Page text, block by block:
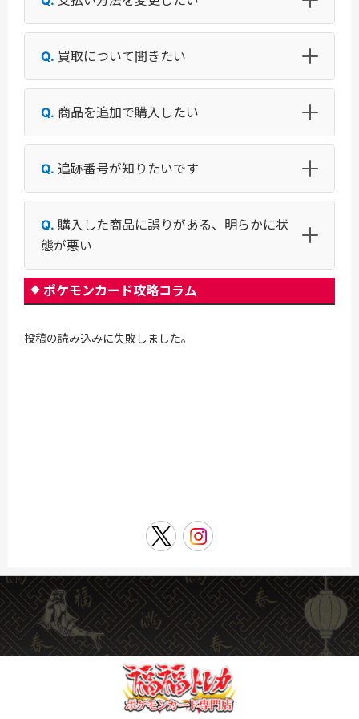
買取について聞きたい
商品を追加で購入したい
追跡番号が知りたいです
購入した商品に誤りがある、明らかに状
態が悪い
ポケモンカード攻略コラム
投稿の読み込みに失敗しました。